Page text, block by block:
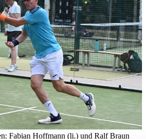
Fabian Hoffmann (li.) und Ralf Braun